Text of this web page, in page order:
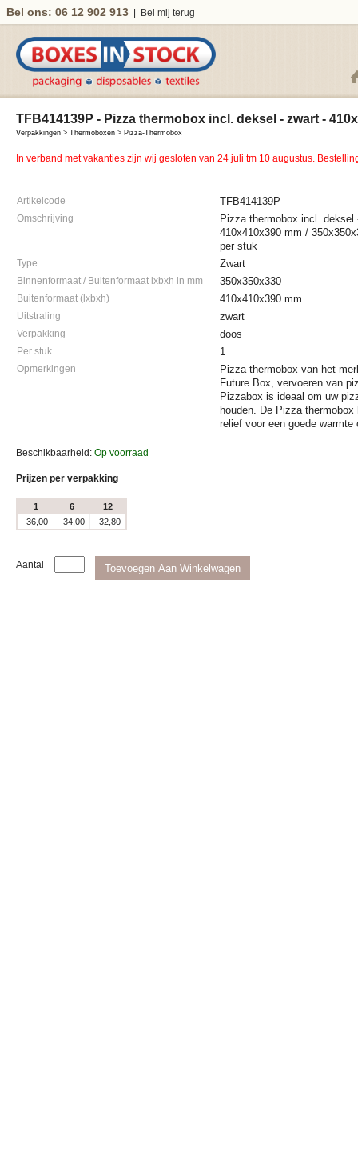
Bel ons: 06 12 902 913 Bel mij terug
TFB414139P - Pizza thermobox incl. deksel - zwart -
Verpakkingen > Thermoboxen > Pizza-Thermobox
In verband met vakanties zijn wij gesloten van 24 juli tm 10 augustus.
Artikelcode TFB414139P
Omschrijving
Pizza thermobox incl. deksel
410x410x390 mm /
per stuk
Type Zwart
Binnenformaat / Buitenformaat lxbxh in mm 350x350x330
Buitenformaat (lxbxh) 410x410x390 mm
Uitstraling zwart
Verpakking doos
Per stuk 1
Opmerkingen
Pizza thermobox van het
Future Box, vervoeren van
Pizzabox is ideaal om uw
houden. De Pizza thermobox
relief voor een goede warmte
Beschikbaarheid: Op voorraad
Prijzen per verpakking
1 6
12
36,00
34,00 32,80
Aantal